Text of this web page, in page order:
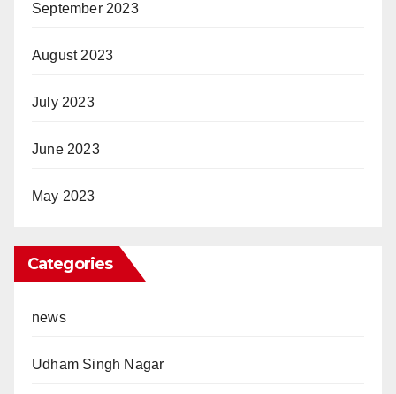
September 2023
August 2023
July 2023
June 2023
May 2023
Categories
news
Udham Singh Nagar